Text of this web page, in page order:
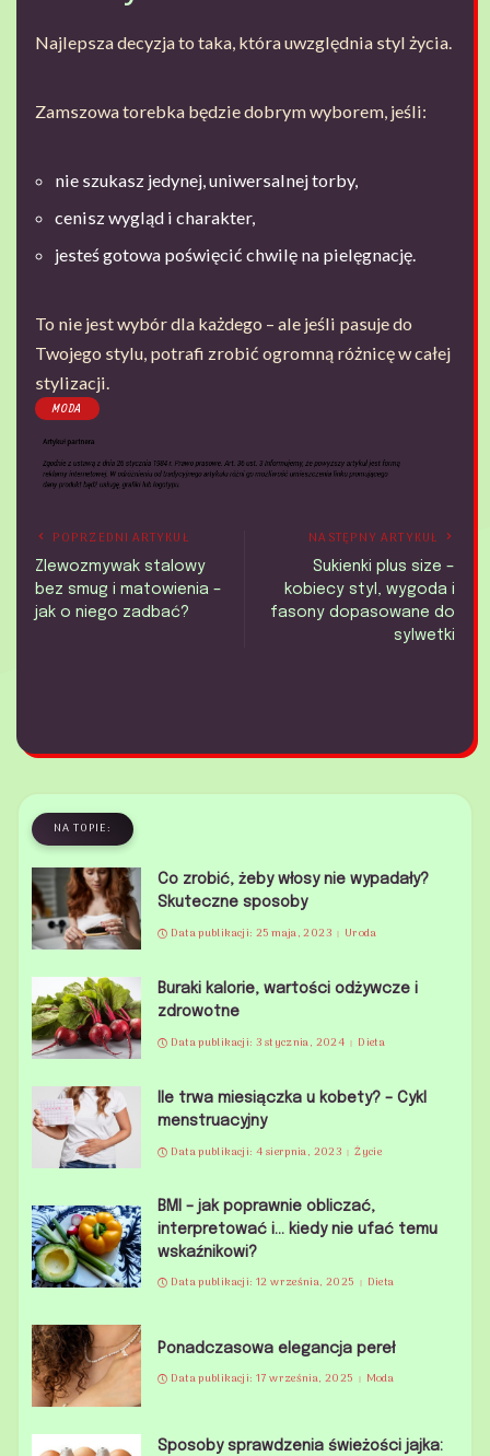
Najlepsza decyzja to taka, która uwzględnia styl życia.
Zamszowa torebka będzie dobrym wyborem, jeśli:
nie szukasz jedynej, uniwersalnej torby,
cenisz wygląd i charakter,
jesteś gotowa poświęcić chwilę na pielęgnację.
To nie jest wybór dla każdego – ale jeśli pasuje do
Twojego stylu, potrafi zrobić ogromną różnicę w całej
stylizacji.
MODA
POPRZEDNI ARTYKUŁ
Zlewozmywak stalowy
bez smug i matowienia –
jak o niego zadbać?
NASTĘPNY ARTYKUŁ
Sukienki plus size –
kobiecy styl, wygoda i
fasony dopasowane do
sylwetki
NA TOPIE:
Co zrobić, żeby włosy nie wypadały?
Skuteczne sposoby
Data publikacji: 25 maja, 2023 Uroda
Buraki kalorie, wartości odżywcze i
zdrowotne
Data publikacji: 3 stycznia, 2024 Dieta
Ile trwa miesiączka u kobety? – Cykl
menstruacyjny
Data publikacji: 4 sierpnia, 2023 Życie
BMI – jak poprawnie obliczać,
interpretować i… kiedy nie ufać temu
wskaźnikowi?
Data publikacji: 12 września, 2025 Dieta
Ponadczasowa elegancja pereł
Data publikacji: 17 września, 2025 Moda
Sposoby sprawdzenia świeżości jajka: